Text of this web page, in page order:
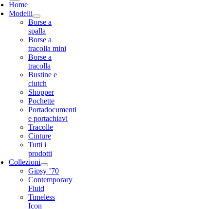
Home
Modelli
Borse a
spalla
Borse a
tracolla mini
Borse a
tracolla
Bustine e
clutch
Shopper
Pochette
Portadocumenti
e portachiavi
Tracolle
Cinture
Tutti i
prodotti
Collezioni
Gipsy ’70
Contemporary
Fluid
Timeless
Icon